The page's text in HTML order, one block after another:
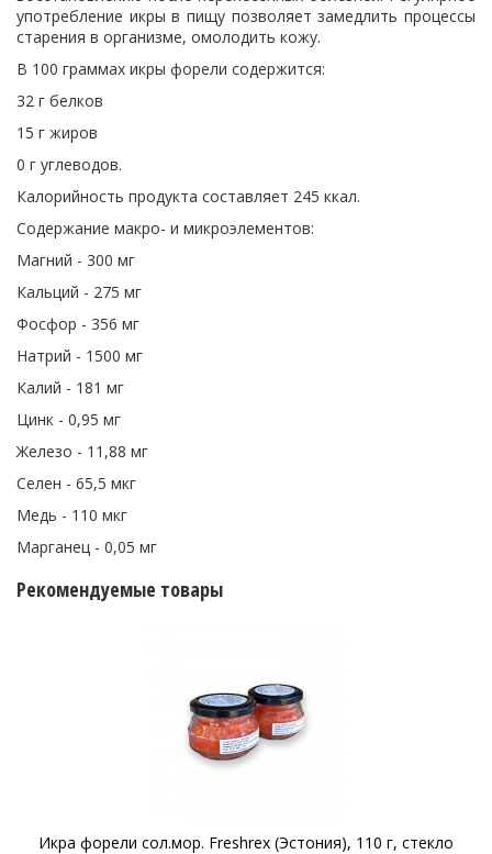
употребление икры в пищу позволяет замедлить процессы
старения в организме, омолодить кожу.
В 100 граммах икры форели содержится:
32 г белков
15 г жиров
0 г углеводов.
Калорийность продукта составляет 245 ккал.
Содержание макро- и микроэлементов:
Магний - 300 мг
Кальций - 275 мг
Фосфор - 356 мг
Натрий - 1500 мг
Калий - 181 мг
Цинк - 0,95 мг
Железо - 11,88 мг
Селен - 65,5 мкг
Медь - 110 мкг
Марганец - 0,05 мг
Рекомендуемые товары
Икра форели сол.мор. Freshrex (Эстония), 110 г, стекло